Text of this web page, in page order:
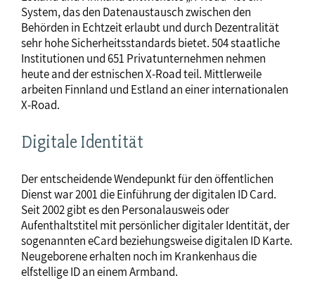
System, das den Datenaustausch zwischen den
Behörden in Echtzeit erlaubt und durch Dezentralität
sehr hohe Sicherheitsstandards bietet. 504 staatliche
Institutionen und 651 Privatunternehmen nehmen
heute and der estnischen X-Road teil. Mittlerweile
arbeiten Finnland und Estland an einer internationalen
X-Road.
Digitale Identität
Der entscheidende Wendepunkt für den öffentlichen
Dienst war 2001 die Einführung der digitalen ID Card.
Seit 2002 gibt es den Personalausweis oder
Aufenthaltstitel mit persönlicher digitaler Identität, der
sogenannten eCard beziehungsweise digitalen ID Karte.
Neugeborene erhalten noch im Krankenhaus die
elfstellige ID an einem Armband.